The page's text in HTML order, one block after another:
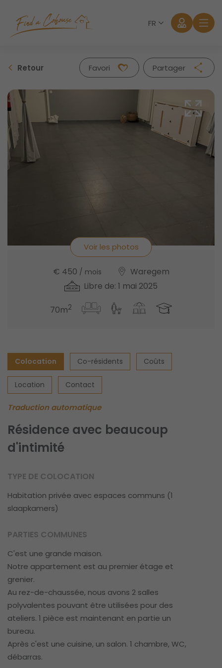
FR
Retour Favori
Partager
Facebook
Twitter
Whatsapp
Mail
Voir les photos
€ 450 / mois
Waregem
Libre de: 1 mai 2025
70m2
Colocation Co-résidents Coûts
Location Contact
Traduction automatique
Résidence avec beaucoup
d'intimité
TYPE DE COLOCATION
Habitation privée avec espaces communs (1
slaapkamers)
PARTIES COMMUNES
C'est une grande maison.
Notre appartement est au premier étage et
grenier.
Au rez-de-chaussée, nous avons 2 salles
polyvalentes pouvant être utilisées pour des
ateliers. 1 pièce est maintenant en partie un
bureau.
Après c'est une cuisine, un salon. 1 chambre, WC,
débarras.